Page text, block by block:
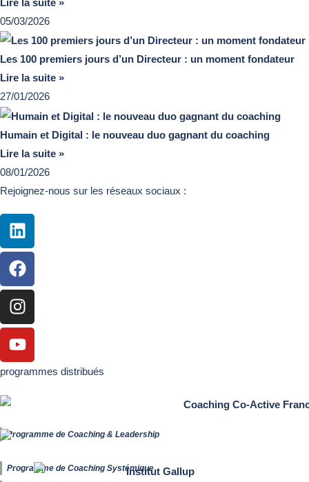
05/03/2026
Les 100 premiers jours d’un Directeur : un moment fondateur
Lire la suite »
27/01/2026
Humain et Digital : le nouveau duo gagnant du coaching
Lire la suite »
08/01/2026
Rejoignez-nous sur les réseaux sociaux :
programmes distribués
Programme de Coaching & Leadership
Programme de Coaching Systémique